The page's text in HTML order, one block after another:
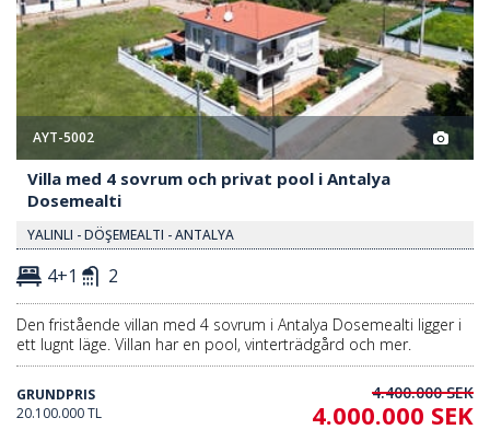
AYT-5002
Villa med 4 sovrum och privat pool i Antalya
Dosemealti
YALINLI - DÖŞEMEALTI - ANTALYA
4+1 2
Den fristående villan med 4 sovrum i Antalya Dosemealti ligger i
ett lugnt läge. Villan har en pool, vinterträdgård och mer.
GRUNDPRIS
20.100.000 TL
4.400.000 SEK
4.000.000 SEK